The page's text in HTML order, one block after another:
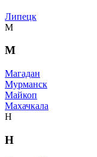
Липецк
М
М
Магадан
Мурманск
Майкоп
Махачкала
Н
Н